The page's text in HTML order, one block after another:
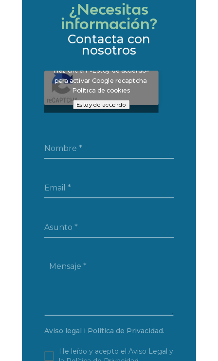
¿Necesitas
información?
Contacta con
nosotros
Haz clic en «Estoy de acuerdo»
para activar Google recaptcha
Política de cookies
Estoy de acuerdo
Nombre *
Email *
Asunto *
Mensaje *
Aviso legal i Política de Privacidad.
He leído y acepto el Aviso Legal y